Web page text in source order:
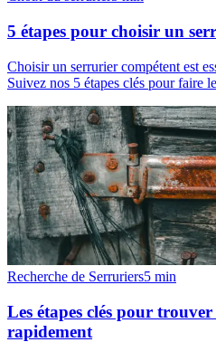
5 étapes pour choisir un
Choisir un serrurier compétent est
Suivez nos 5 étapes clés pour faire
Recherche de Serruriers5 min
Les étapes clés pour
rapidement